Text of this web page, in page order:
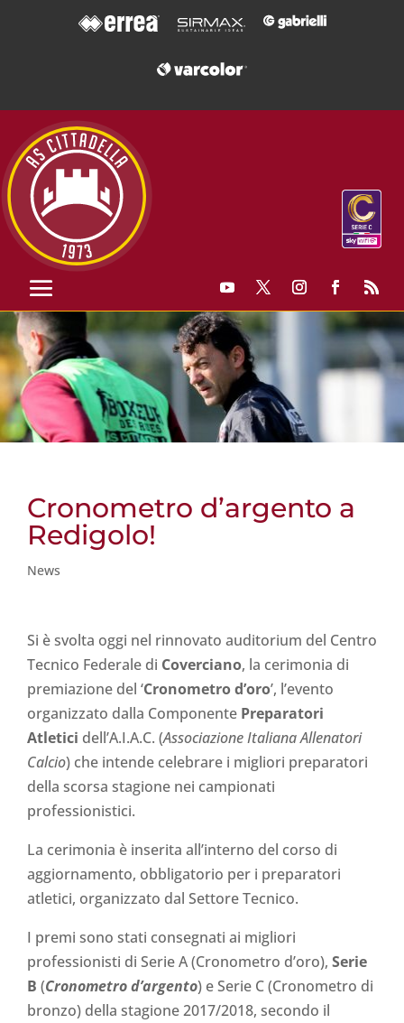
Cronometro d’argento a
Redigolo!
News
Si è svolta oggi nel rinnovato auditorium del Centro
Tecnico Federale di Coverciano, la cerimonia di
premiazione del ‘Cronometro d’oro’, l’evento
organizzato dalla Componente Preparatori
Atletici dell’A.I.A.C. (Associazione Italiana Allenatori
Calcio) che intende celebrare i migliori preparatori
della scorsa stagione nei campionati
professionistici.
La cerimonia è inserita all’interno del corso di
aggiornamento, obbligatorio per i preparatori
atletici, organizzato dal Settore Tecnico.
I premi sono stati consegnati ai migliori
professionisti di Serie A (Cronometro d’oro), Serie
B (Cronometro d’argento) e Serie C (Cronometro di
bronzo) della stagione 2017/2018, secondo il